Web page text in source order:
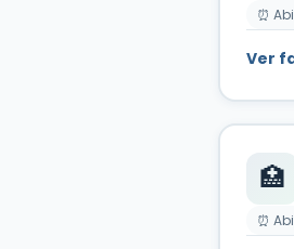
⏰
Ver
🏥
⏰